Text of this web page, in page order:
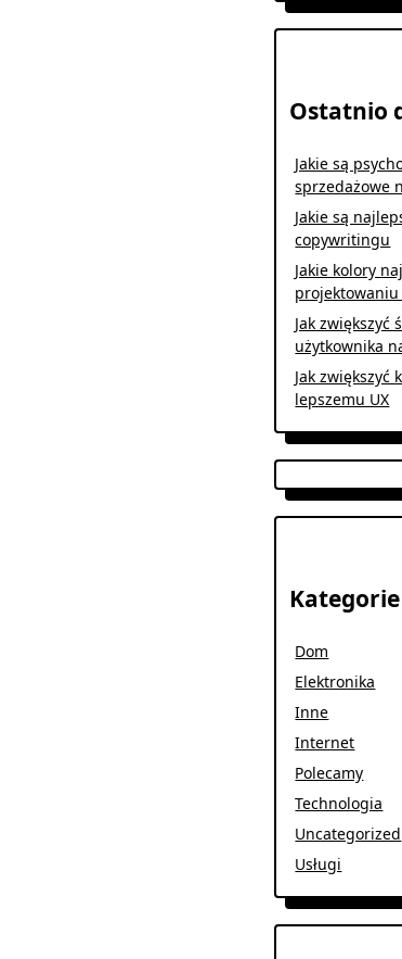
Ostatnio
Jakie są
sprzedażowe
Jakie są
copywritingu
Jakie kolory
Jak zwiększyć
użytkownika
Jak zwiększyć
lepszemu UX
Kategorie
Dom
Elektronika
Inne
Internet
Polecamy
Technologia
Uncategorized
Usługi